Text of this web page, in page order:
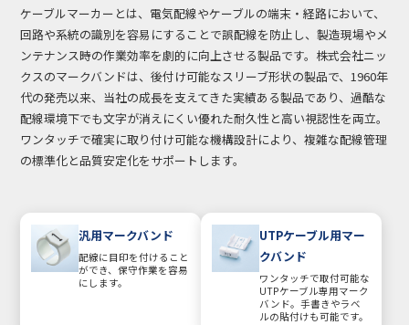
ケーブルマーカーとは、電気配線やケーブルの端末・経路において、
回路や系統の識別を容易にすることで誤配線を防止し、製造現場やメ
ンテナンス時の作業効率を劇的に向上させる製品です。株式会社ニッ
クスのマークバンドは、後付け可能なスリーブ形状の製品で、1960年
代の発売以来、当社の成長を支えてきた実績ある製品であり、過酷な
配線環境下でも文字が消えにくい優れた耐久性と高い視認性を両立。
ワンタッチで確実に取り付け可能な機構設計により、複雑な配線管理
の標準化と品質安定化をサポートします。
汎用マークバンド
配線に目印を付けること
ができ、保守作業を容易
にします。
UTPケーブル用マー
クバンド
ワンタッチで取付可能な
UTPケーブル専用マーク
バンド。手書きやラベ
ルの貼付けも可能です。